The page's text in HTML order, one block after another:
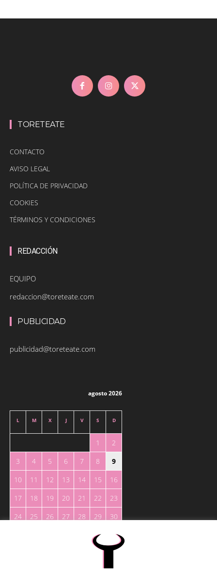
TORETEATE
CONTACTO
AVISO LEGAL
POLÍTICA DE PRIVACIDAD
COOKIES
TÉRMINOS Y CONDICIONES
REDACCIÓN
EQUIPO
redaccion@toreteate.com
PUBLICIDAD
publicidad@toreteate.com
agosto 2026
L M X J V S D
1
2
3
4 5 6 7 8
9
10
11 12 13 14 15
16
17
18 19 20 21 22
23
24
25 26 27 28 29
30